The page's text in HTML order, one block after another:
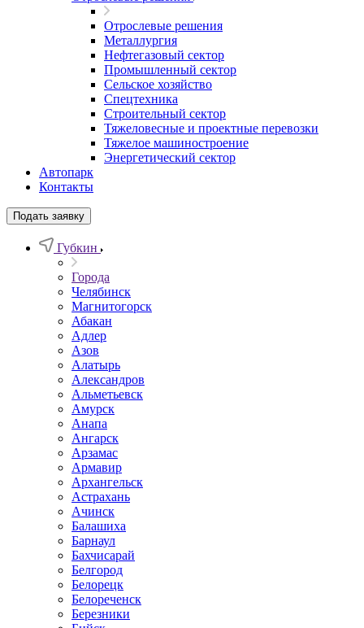
Отрослевые решения
Металлургия
Нефтегазовый сектор
Промышленный сектор
Сельское хозяйство
Спецтехника
Строительный сектор
Тяжеловесные и проектные перевозки
Тяжелое машиностроение
Энергетический сектор
Автопарк
Контакты
Подать заявку
Губкин
Города
Челябинск
Магнитогорск
Абакан
Адлер
Азов
Алатырь
Александров
Альметьевск
Амурск
Анапа
Ангарск
Арзамас
Армавир
Архангельск
Астрахань
Ачинск
Балашиха
Барнаул
Бахчисарай
Белгород
Белорецк
Белореченск
Березники